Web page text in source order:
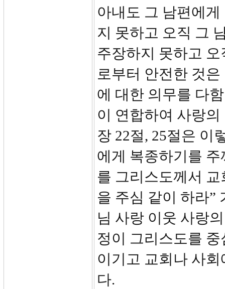
아내도 그 남편에
지 못하고 오직 그
주장하지 못하고
로부터 안전한 것
에 대한 의무를 다
이 연합하여 사랑
장 22절, 25절은 이
에게 복종하기를
를 그리스도께서
을 주심 같이 하라”
님 사랑 이웃 사랑
정이 그리스도를
이기고 교회나 사
다.